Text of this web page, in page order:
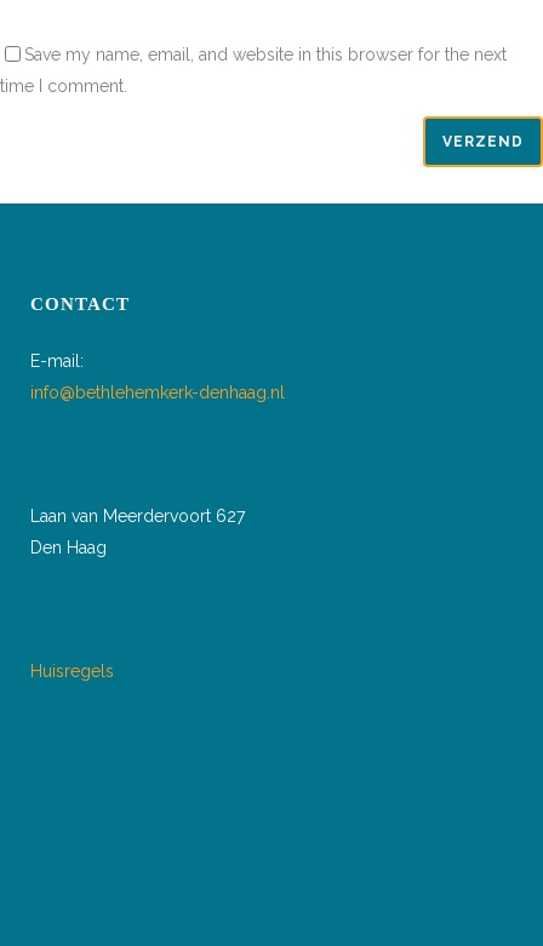
Save my name, email, and website in this browser for the next
time I comment.
CONTACT
E-mail:
info@bethlehemkerk-denhaag.nl
Laan van Meerdervoort 627
Den Haag
Huisregels